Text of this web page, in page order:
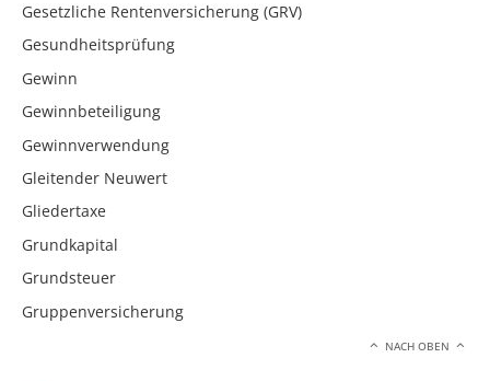
Gesetzliche Rentenversicherung (GRV)
Gesundheitsprüfung
Gewinn
Gewinnbeteiligung
Gewinnverwendung
Gleitender Neuwert
Gliedertaxe
Grundkapital
Grundsteuer
Gruppenversicherung
NACH OBEN